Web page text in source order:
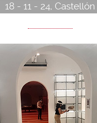
18 - 11 - 24, Castellón